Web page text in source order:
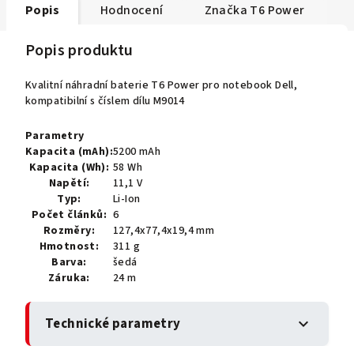
Popis Hodnocení Značka T6 Power
Popis produktu
Kvalitní náhradní baterie T6 Power pro notebook Dell,
kompatibilní s číslem dílu M9014
Parametry
Kapacita (mAh):5200 mAh
Kapacita (Wh): 58 Wh
Napětí:
11,1 V
Typ:
Li-Ion
Počet článků: 6
Rozměry:
127,4x77,4x19,4 mm
Hmotnost:
311 g
Barva:
šedá
Záruka:
24 m
Technické parametry expand_more